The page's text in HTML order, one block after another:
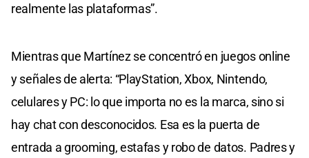
realmente las plataformas”.
Mientras que Martínez se concentró en juegos online
y señales de alerta: “PlayStation, Xbox, Nintendo,
celulares y PC: lo que importa no es la marca, sino si
hay chat con desconocidos. Esa es la puerta de
entrada a grooming, estafas y robo de datos. Padres y